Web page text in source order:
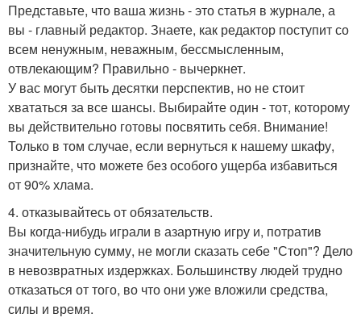
Представьте, что ваша жизнь - это статья в журнале, а
вы - главный редактор. Знаете, как редактор поступит со
всем ненужным, неважным, бессмысленным,
отвлекающим? Правильно - вычеркнет.
У вас могут быть десятки перспектив, но не стоит
хвататься за все шансы. Выбирайте один - тот, которому
вы действительно готовы посвятить себя. Внимание!
Только в том случае, если вернуться к нашему шкафу,
признайте, что можете без особого ущерба избавиться
от 90% хлама.
4. отказывайтесь от обязательств.
Вы когда-нибудь играли в азартную игру и, потратив
значительную сумму, не могли сказать себе "Стоп"? Дело
в невозвратных издержках. Большинству людей трудно
отказаться от того, во что они уже вложили средства,
силы и время.